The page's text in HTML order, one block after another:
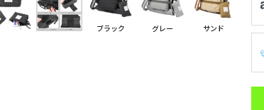
ブラック グレー サンド